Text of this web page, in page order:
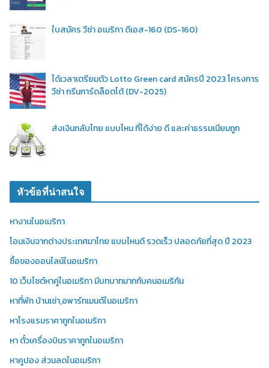
ใบสมัคร วีซ่า อเมริกา ดีเอส-160 (DS-160)
ได้เวลาเตรียมตัว Lotto Green card สมัครปี 2023 โครงการ
วีซ่า กรีนการ์ดล็อตโต้ (DV-2025)
ส่งเงินกลับไทย แบบไหน ที่ได้ง่าย ดี และค่าธรรมเนียมถูก
หัวข้อที่น่าสนใจ
หางานในอเมริกา
โอนเงินจากต่างประเทศมาไทย แบบไหนดี รวดเร็ว ปลอดภัยที่สุด ปี 2023
ซื้อของออนไลน์ในอเมริกา
10 เว็บไซต์หาคู่ในอเมริกา มีบทบาทมากกับคนอเมริกัน
หาที่พัก บ้านเช่า,อพาร์ทเมนต์ในอเมริกา
หาโรงแรมราคาถูกในอเมริกา
หา ตั๋วเครื่องบินราคาถูกในอเมริกา
หาคูปอง ส่วนลดในอเมริกา